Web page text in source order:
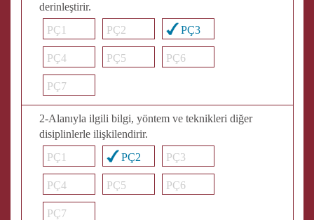
derinleştirir.
PÇ1
PÇ2 PÇ3
PÇ4 PÇ5 PÇ6
PÇ7
2-Alanıyla ilgili bilgi, yöntem ve teknikleri diğer
disiplinlerle ilişkilendirir.
PÇ1
PÇ2 PÇ3
PÇ4 PÇ5 PÇ6
PÇ7